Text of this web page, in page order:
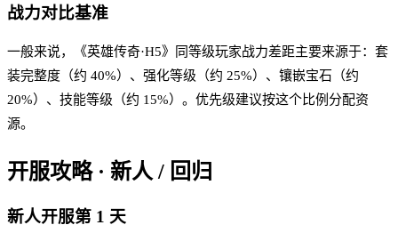
战力对比基准
一般来说，《英雄传奇·H5》同等级玩家战力差距主要来源于：套
装完整度（约 40%）、强化等级（约 25%）、镶嵌宝石（约
20%）、技能等级（约 15%）。优先级建议按这个比例分配资
源。
开服攻略 · 新人 / 回归
新人开服第 1 天